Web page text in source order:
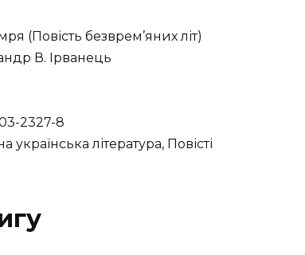
(Повість безврем’яних літ)
В. Ірванець
2327-8
українська література, Повісті